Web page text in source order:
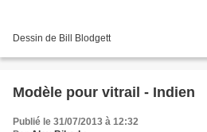
Dessin de Bill Blodgett
Modèle pour vitrail - Indien
Publié le 31/07/2013 à 12:32